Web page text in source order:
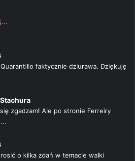
...
faktycznie dziurawa. Dziękuję
zgadzam! Ale po stronie Ferreiry
o kilka zdań w temacie walki